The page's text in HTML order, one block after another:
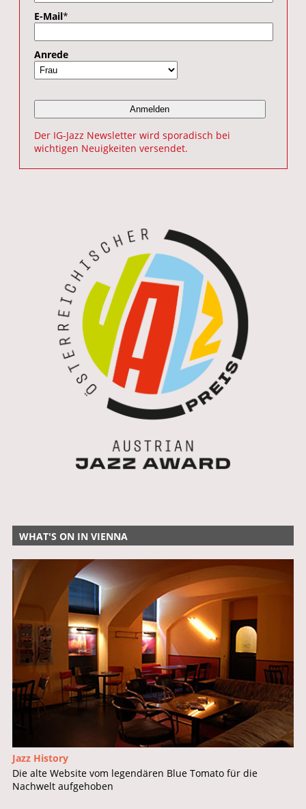
E-Mail*
Anrede
Der IG-Jazz Newsletter wird sporadisch bei
wichtigen Neuigkeiten versendet.
WHAT'S ON IN VIENNA
Jazz History
Die alte Website vom legendären Blue Tomato für die
Nachwelt aufgehoben